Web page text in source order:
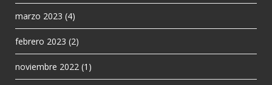
marzo 2023 (4)
febrero 2023 (2)
noviembre 2022 (1)